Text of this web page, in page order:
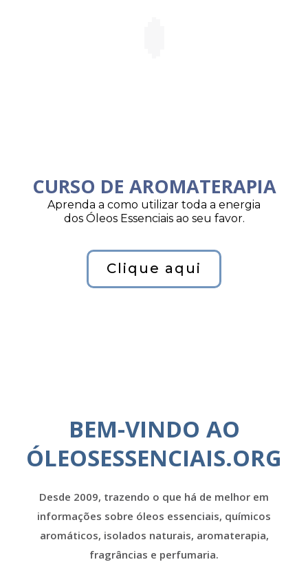
CURSO DE AROMATERAPIA
Aprenda a como utilizar toda a energia
dos Óleos Essenciais ao seu favor.
Clique aqui
BEM-VINDO AO
ÓLEOSESSENCIAIS.ORG
Desde 2009, trazendo o que há de melhor em
informações sobre óleos essenciais, químicos
aromáticos, isolados naturais, aromaterapia,
fragrâncias e perfumaria.